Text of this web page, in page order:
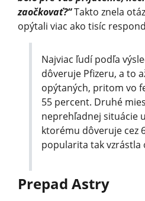
zaočkovať?“Takto znela
opýtali viac ako tisíc
Najviac ľudí podľa
dôveruje Pfizeru, a to
opýtaných, pritom vo
55 percent. Druhé
neprehľadnej situácie
ktorému dôveruje cez
popularita tak vzrástla
Prepad Astry